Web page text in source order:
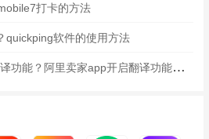
打卡的方法
quickping软件的使用方法
阿里卖家app怎么开启翻译功能？阿里卖家app开启翻译功能的方法